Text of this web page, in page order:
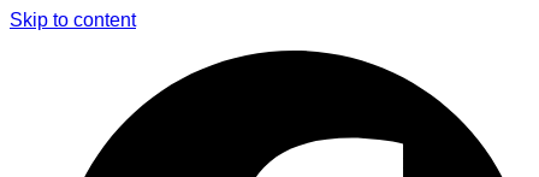
Skip to content